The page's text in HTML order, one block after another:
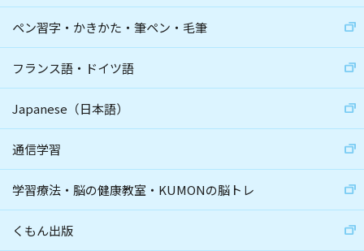
ペン習字・かきかた・筆ペン・毛筆
フランス語・ドイツ語
Japanese（日本語）
通信学習
学習療法・脳の健康教室・KUMONの脳トレ
くもん出版